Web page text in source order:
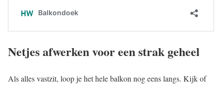
Netjes afwerken voor een strak geheel
Als alles vastzit, loop je het hele balkon nog eens langs. Kijk of